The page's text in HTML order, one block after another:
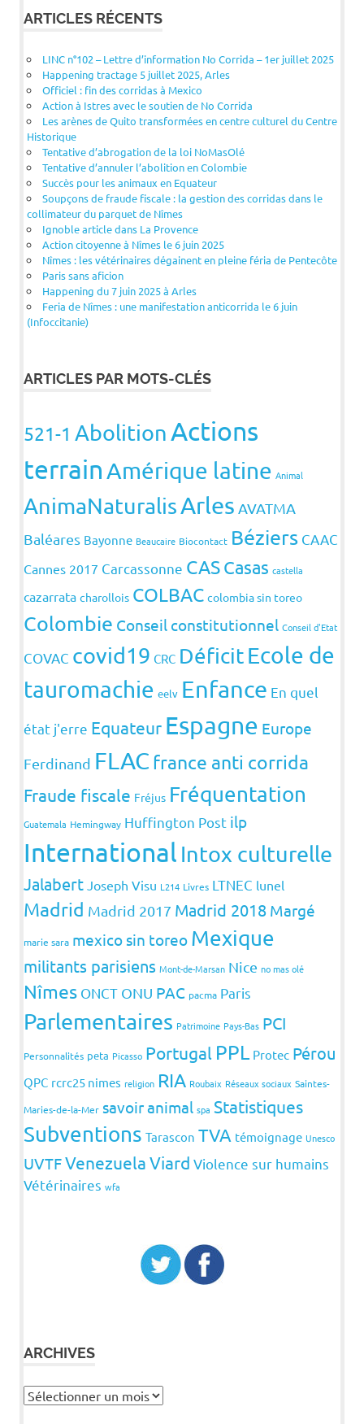
ARTICLES RÉCENTS
LINC n°102 – Lettre d’information No Corrida – 1er juillet 2025
Happening tractage 5 juillet 2025, Arles
Officiel : fin des corridas à Mexico
Action à Istres avec le soutien de No Corrida
Les arènes de Quito transformées en centre culturel du Centre
Historique
Tentative d’abrogation de la loi NoMasOlé
Tentative d’annuler l’abolition en Colombie
Succès pour les animaux en Equateur
Soupçons de fraude fiscale : la gestion des corridas dans le
collimateur du parquet de Nîmes
Ignoble article dans La Provence
Action citoyenne à Nîmes le 6 juin 2025
Nîmes : les vétérinaires dégainent en pleine féria de Pentecôte
Paris sans aficion
Happening du 7 juin 2025 à Arles
Feria de Nîmes : une manifestation anticorrida le 6 juin
(Infoccitanie)
ARTICLES PAR MOTS-CLÉS
521-1 AbolitionActions
terrainAmérique latine Animal
AnimaNaturalisArles AVATMA
Baléares Bayonne Beaucaire Biocontact Béziers CAAC
Cannes 2017 Carcassonne CASCasas castella
cazarrata charollois COLBAC colombia sin toreo
Colombie Conseil constitutionnel Conseil d'Etat
COVAC covid19 CRC DéficitEcole de
tauromachie eelv Enfance En quel
état j'erre Equateur Espagne Europe
Ferdinand FLAC france anti corrida
Fraude fiscale Fréjus Fréquentation
Guatemala Hemingway Huffington Post ilp
International Intox culturelle
Jalabert Joseph Visu L214 Livres LTNEC lunel
Madrid Madrid 2017 Madrid 2018 Margé
marie sara mexico sin toreo Mexique
militants parisiens Mont-de-Marsan Nice no mas olé
Nîmes ONCT ONU PAC pacma Paris
Parlementaires Patrimoine Pays-Bas PCI
Personnalités peta Picasso Portugal PPL Protec Pérou
QPC rcrc25 nimes religion RIA Roubaix Réseaux sociaux Saintes-
Maries-de-la-Mer savoir animal spa Statistiques
Subventions Tarascon TVA témoignage Unesco
UVTFVenezuelaViard Violence sur humains
Vétérinaires wfa
ARCHIVES
Archives